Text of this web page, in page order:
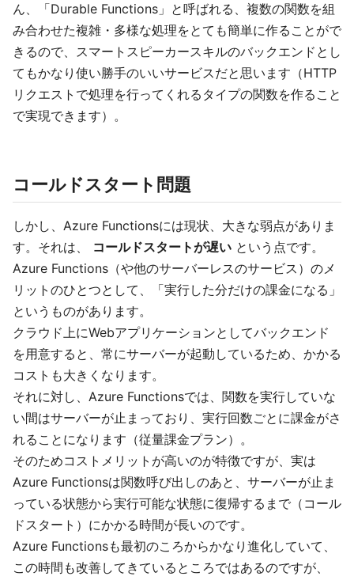
ん、「Durable Functions」と呼ばれる、複数の関数を組
み合わせた複雑・多様な処理をとても簡単に作ることがで
きるので、スマートスピーカースキルのバックエンドとし
てもかなり使い勝手のいいサービスだと思います（HTTP
リクエストで処理を行ってくれるタイプの関数を作ること
で実現できます）。
コールドスタート問題
しかし、Azure Functionsには現状、大きな弱点がありま
す。それは、 コールドスタートが遅い という点です。
Azure Functions（や他のサーバーレスのサービス）のメ
リットのひとつとして、「実行した分だけの課金になる」
というものがあります。
クラウド上にWebアプリケーションとしてバックエンド
を用意すると、常にサーバーが起動しているため、かかる
コストも大きくなります。
それに対し、Azure Functionsでは、関数を実行していな
い間はサーバーが止まっており、実行回数ごとに課金がさ
れることになります（従量課金プラン）。
そのためコストメリットが高いのが特徴ですが、実は
Azure Functionsは関数呼び出しのあと、サーバーが止ま
っている状態から実行可能な状態に復帰するまで（コール
ドスタート）にかかる時間が長いのです。
Azure Functionsも最初のころからかなり進化していて、
この時間も改善してきているところではあるのですが、